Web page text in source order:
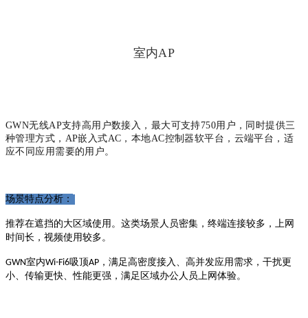
室内AP
GWN无线AP支持高用户数接入，最大可支持750用户，同时提供三
种管理方式，AP嵌入式AC，本地AC控制器软平台，云端平台，适
应不同应用需要的用户。
场景特点分析：
推荐在遮挡的大区域使用。这类场景人员密集，终端连接较多，上网
时间长，视频使用较多。
GWN室内Wi-Fi6吸顶AP ，满足高密度接入、高并发应用需求，干扰更
小、传输更快、性能更强，满足区域办公人员上网体验。